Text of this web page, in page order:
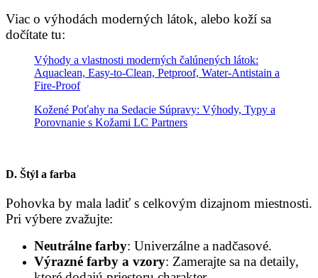
Viac o výhodách moderných látok, alebo koží sa
dočítate tu:
Výhody a vlastnosti moderných čalúnených látok:
Aquaclean, Easy-to-Clean, Petproof, Water-Antistain a
Fire-Proof
Kožené Poťahy na Sedacie Súpravy: Výhody, Typy a
Porovnanie s Kožami LC Partners
D. Štýl a farba
Pohovka by mala ladiť s celkovým dizajnom miestnosti.
Pri výbere zvažujte:
Neutrálne farby: Univerzálne a nadčasové.
Výrazné farby a vzory: Zamerajte sa na detaily,